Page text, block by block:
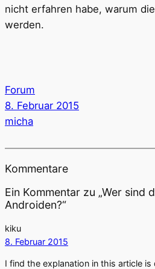
nicht erfahren habe, warum
werden.
Forum
8. Februar 2015
micha
Kommentare
Ein Kommentar zu „Wer sind
Androiden?“
kiku
8. Februar 2015
I find the explanation in this article is